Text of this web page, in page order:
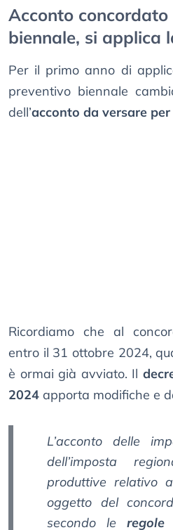
Acconto
biennale, si applica
Per il primo anno di
preventivo biennale
dell’acconto da versare
Ricordiamo che al
entro il 31 ottobre 2024,
è ormai già avviato. Il
2024 apporta modifiche e
L’acconto delle
dell’imposta
produttive relativo
oggetto del
secondo le regole